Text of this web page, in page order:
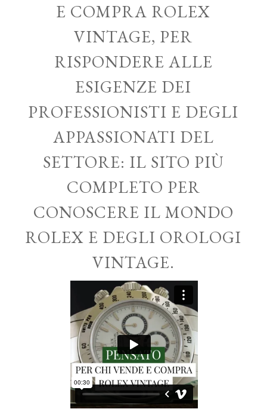
E COMPRA ROLEX
VINTAGE, PER
RISPONDERE ALLE
ESIGENZE DEI
PROFESSIONISTI E DEGLI
APPASSIONATI DEL
SETTORE: IL SITO PIÙ
COMPLETO PER
CONOSCERE IL MONDO
ROLEX E DEGLI OROLOGI
VINTAGE.